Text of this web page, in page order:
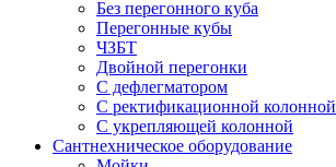
Без перегонного куба
Перегонные кубы
ЧЗБТ
Двойной перегонки
С дефлегматором
С ректификационной колонной
С укрепляющей колонной
Сантнехническое оборудование